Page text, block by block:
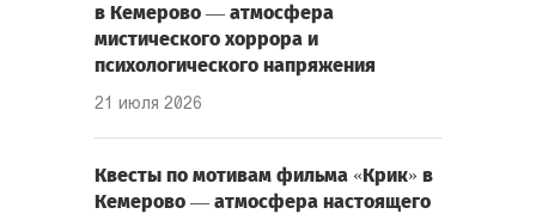
в Кемерово — атмосфера
мистического хоррора и
психологического напряжения
21 июля 2026
Квесты по мотивам фильма «Крик» в
Кемерово — атмосфера настоящего